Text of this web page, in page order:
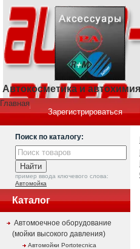
Автокосметика и
Главная
Зарегистрироваться
Поиск по каталогу:
пример ввода ключевого слова:
Автомойка
Каталог
Автомоечное оборудование
(мойки высокого давления)
Автомойки Portotecnica